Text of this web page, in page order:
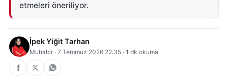
etmeleri öneriliyor.
İpek Yiğit Tarhan
Muhabir · 7 Temmuz 2026 22:35 · 1 dk okuma